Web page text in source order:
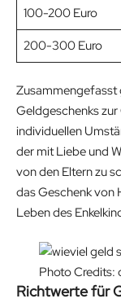
100-200 Euro
200-300 Euro
Zusammengefasst
Geldgeschenks
individuellen
der mit Liebe und
von den Eltern zu
das Geschenk von
Leben des
Photo Credits:
Richtwerte für